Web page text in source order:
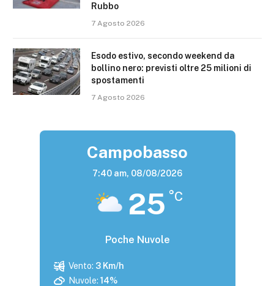
Rubbo
7 Agosto 2026
Esodo estivo, secondo weekend da
bollino nero: previsti oltre 25 milioni di
spostamenti
7 Agosto 2026
Campobasso
7:40 am, 08/08/2026
25 °C
Poche Nuvole
Vento: 3 Km/h
Nuvole: 14%